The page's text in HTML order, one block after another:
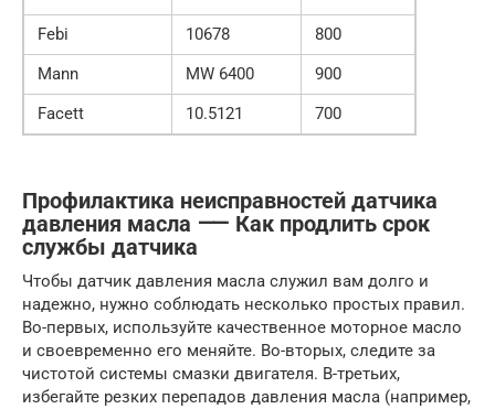
Febi
10678
800
Mann
MW 6400
900
Facett
10.5121 700
Профилактика неисправностей датчика
давления масла ⸺ Как продлить срок
службы датчика
Чтобы датчик давления масла служил вам долго и
надежно, нужно соблюдать несколько простых правил.
Во-первых, используйте качественное моторное масло
и своевременно его меняйте. Во-вторых, следите за
чистотой системы смазки двигателя. В-третьих,
избегайте резких перепадов давления масла (например,